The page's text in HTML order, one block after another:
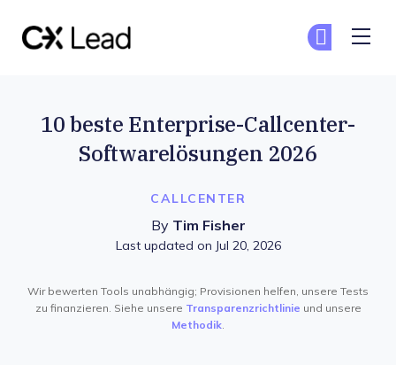
CALLCENTER
10 beste Enterprise-Callcenter-
Softwarelösungen 2026
By Tim Fisher
Last updated on Jul 20, 2026
Wir bewerten Tools unabhängig; Provisionen helfen, unsere Tests
zu finanzieren. Siehe unsere Transparenzrichtlinie und unsere
Methodik.